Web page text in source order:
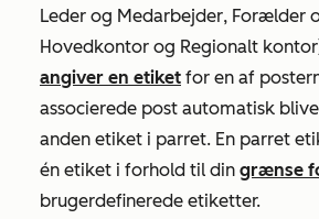
Leder og Medarbejder, Forælder
Hovedkontor og Regionalt kontor
angiver en etiket for en af
associerede post automatisk
anden etiket i parret. En parret
én etiket i forhold til din grænse
brugerdefinerede etiketter.